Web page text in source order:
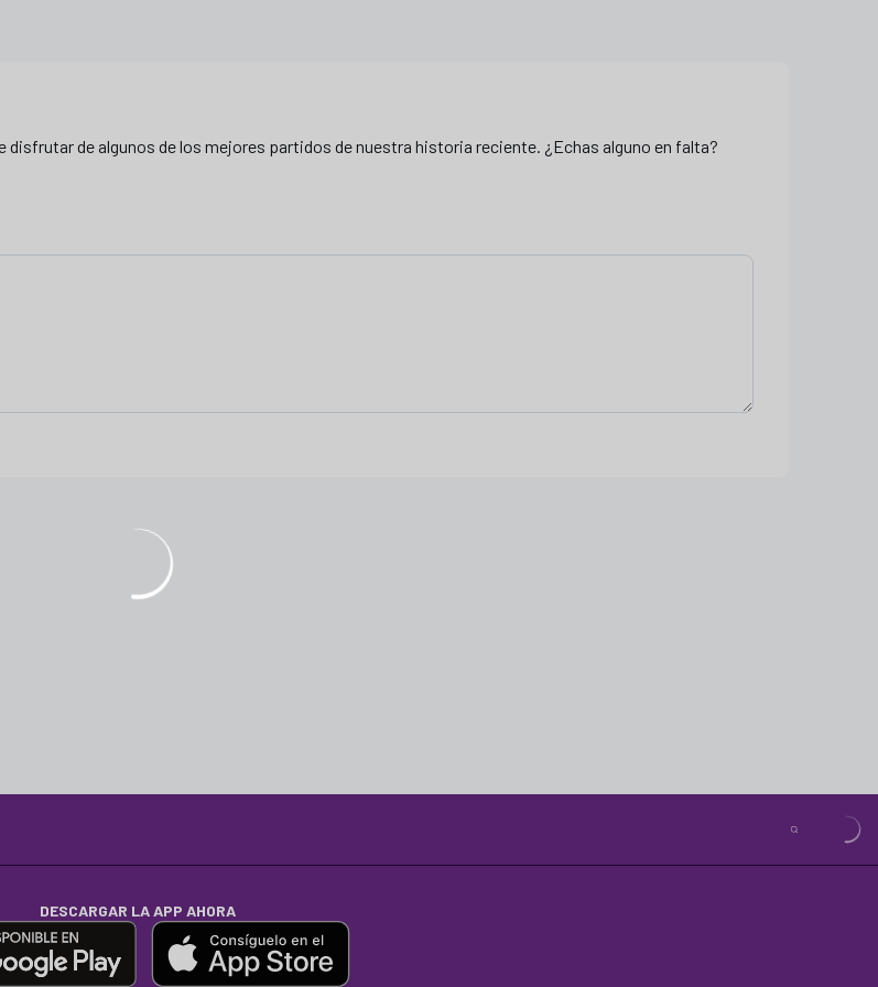
disfrutar de algunos de los mejores partidos de nuestra historia reciente. ¿Echas alguno en falta?
DESCARGAR LA APP AHORA